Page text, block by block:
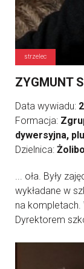
strzelec
ZYGMUNT
Data wywiadu:
Formacja:
dywersyjna,
Dzielnica:
... oła. Były
wykładane w
na kompletach.
Dyrektorem